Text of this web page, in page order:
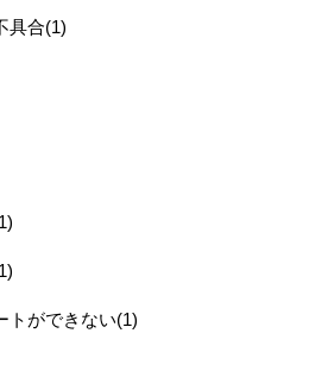
具合(1)
トができない(1)